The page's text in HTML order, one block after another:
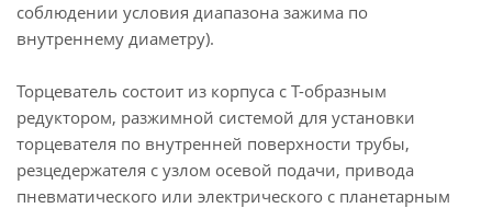
соблюдении условия диапазона зажима по
внутреннему диаметру).
Торцеватель состоит из корпуса с Т-образным
редуктором, разжимной системой для установки
торцевателя по внутренней поверхности трубы,
резцедержателя с узлом осевой подачи, привода
пневматического или электрического с планетарным